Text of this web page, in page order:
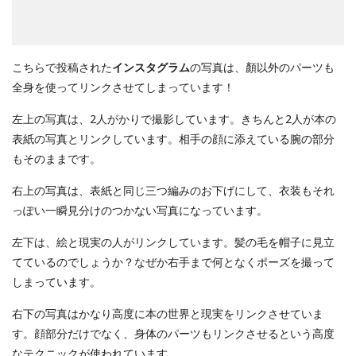
こちらで投稿されたインスタグラムの写真は、顏以外のパーツも
全身を使ってリンクさせてしまっています！
左上の写真は、2人がかりで撮影しています。きちんと2人が本の
表紙の写真とリンクしています。相手の顔に添えている腕の部分
もそのままです。
右上の写真は、表紙と同じ三つ編みのお下げにして、衣装もそれ
っぽい一瞬見分けのつかない写真になっています。
左下は、絵と現実の人がリンクしています。髪の毛を帽子に見立
てているのでしょうか？なぜか右手まで何となくポーズを撮って
しまっています。
右下の写真はかなり高度に本の世界と現実をリンクさせていま
す。顔部分だけでなく、身体のパーツもリンクさせるという高度
なテクニックが使われています。